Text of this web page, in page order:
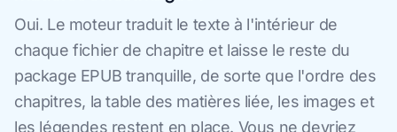
Oui. Le moteur traduit le texte à l'intérieur de
chaque fichier de chapitre et laisse le reste du
package EPUB tranquille, de sorte que l'ordre des
chapitres, la table des matières liée, les images et
les légendes restent en place. Vous ne devriez